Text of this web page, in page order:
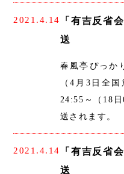
2021.4.14
「有吉反省
送
春風亭ぴっか
（4月3日全
24:55～（18
送されます。
2021.4.14
「有吉反省
送